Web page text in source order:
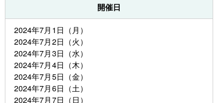
開催日
2024年7月1日（月）
2024年7月2日（火）
2024年7月3日（水）
2024年7月4日（木）
2024年7月5日（金）
2024年7月6日（土）
2024年7月7日（日）